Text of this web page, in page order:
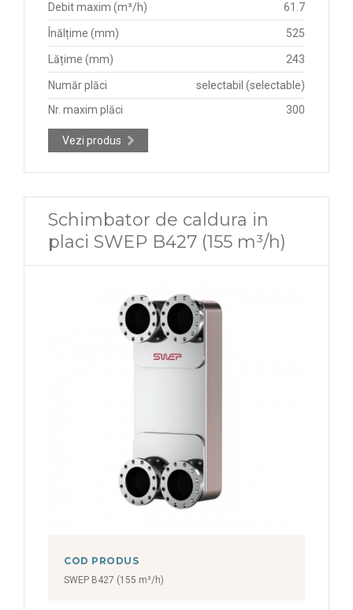
Debit maxim (m³/h) 61.7
Înălțime (mm) 525
Lățime (mm) 243
Număr plăci
selectabil (selectable)
Nr. maxim plăci
300
Vezi produs
Schimbator de caldura in
placi SWEP B427 (155 m³/h)
COD PRODUS
SWEP B427 (155 m³/h)